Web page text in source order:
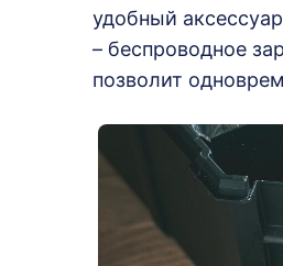
удобный
– беспроводное
позволит